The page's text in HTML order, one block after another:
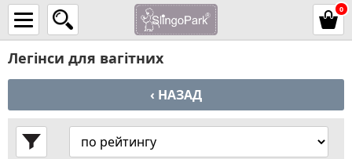
0
Легінси для вагітних
‹ НАЗАД